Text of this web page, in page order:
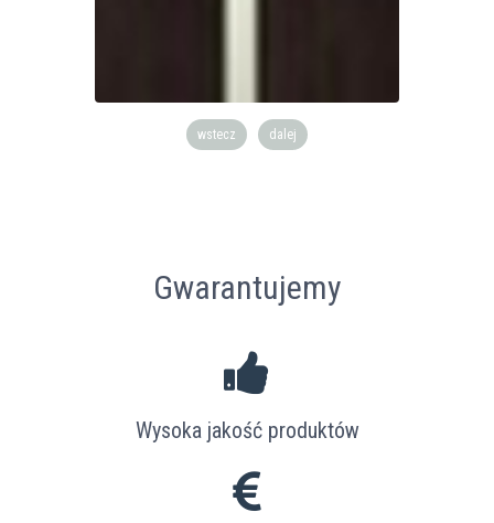
wstecz dalej
Gwarantujemy
Wysoka jakość produktów